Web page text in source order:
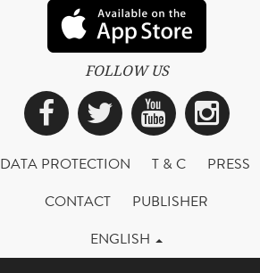
FOLLOW US
Facebook
Twitter
DATA PROTECTION T & C
PRESS
CONTACT
PUBLISHER
ENGLISH